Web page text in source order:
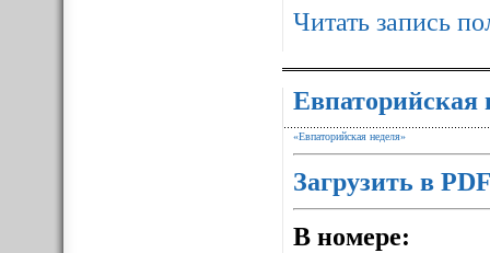
Читать запись
Евпаторийская
«Евпаторийская неделя»
Загрузить в
В номере: